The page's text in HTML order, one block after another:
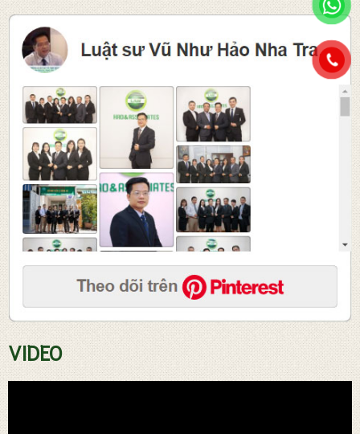
Tư vấn soạn thảo hợp đồng
VIDEO